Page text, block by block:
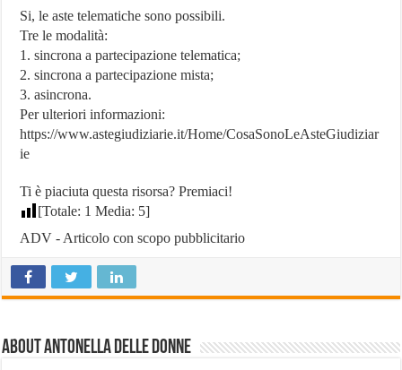
Si, le aste telematiche sono possibili.
Tre le modalità:
1. sincrona a partecipazione telematica;
2. sincrona a partecipazione mista;
3. asincrona.
Per ulteriori informazioni:
https://www.astegiudiziarie.it/Home/CosaSonoLeAsteGiudiziar
ie
Ti è piaciuta questa risorsa? Premiaci!
[Totale: 1 Media: 5]
ADV - Articolo con scopo pubblicitario
About antonella delle donne